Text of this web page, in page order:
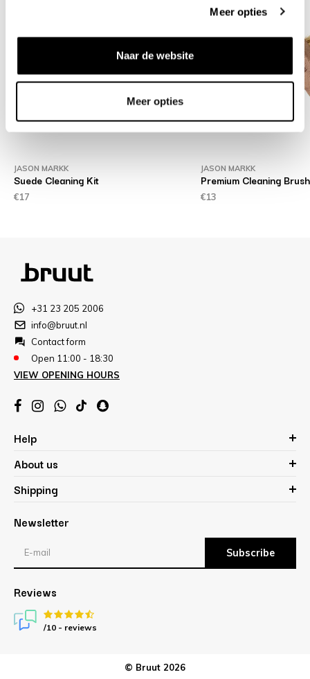
Meer opties
Naar de website
Meer opties
JASON MARKK
Suede Cleaning Kit
€17
JASON MARKK
Premium Cleaning
€13
+31 23 205 2006
info@bruut.nl
Contact form
Open 11:00 - 18:30
VIEW OPENING HOURS
Help
About us
Shipping
Newsletter
Subscribe
Reviews
/10 - reviews
© Bruut 2026